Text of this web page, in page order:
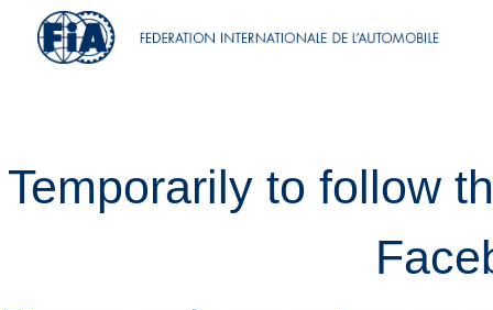
Temporarily to follow